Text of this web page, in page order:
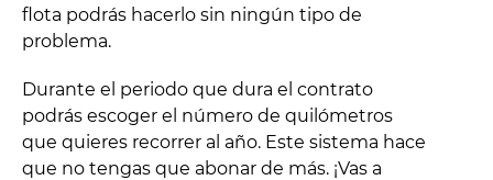
flota podrás hacerlo sin ningún tipo de
problema.
Durante el periodo que dura el contrato
podrás escoger el número de quilómetros
que quieres recorrer al año. Este sistema hace
que no tengas que abonar de más. ¡Vas a